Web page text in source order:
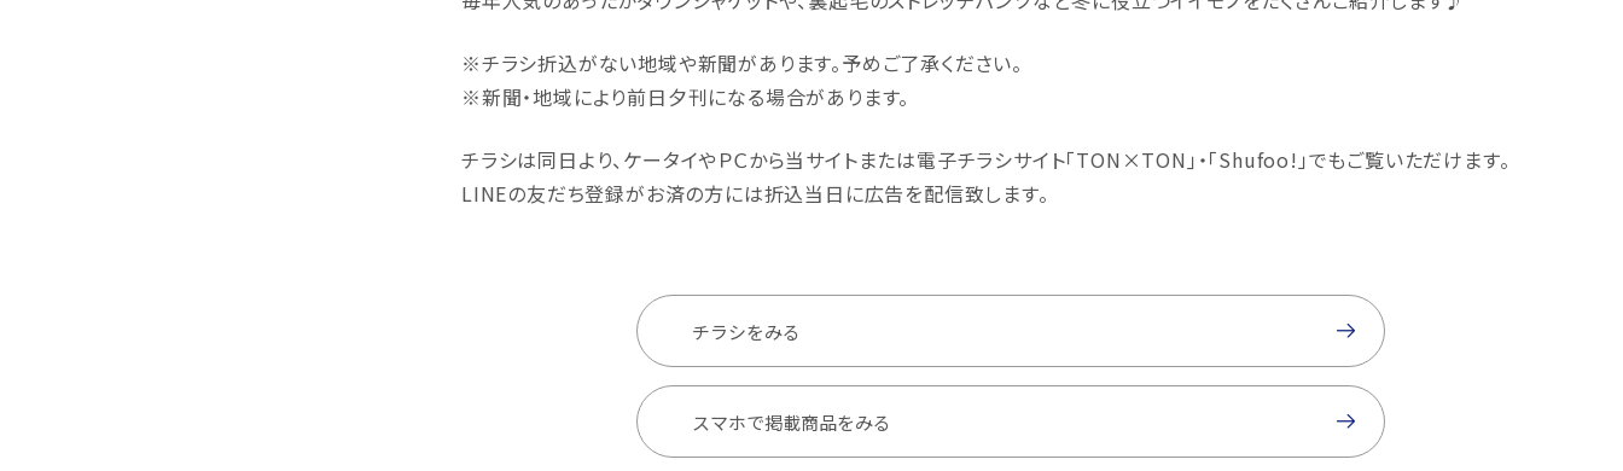
※チラシ折込がない地域や新聞があります。予めご了承ください。
※新聞・地域により前日夕刊になる場合があります。
チラシは同日より、ケータイやＰＣから当サイトまたは電子チラシサイト｢TON×TON｣・「Shufoo!」でもご覧いただけます。
LINEの友だち登録がお済の方には折込当日に広告を配信致します。
チラシをみる
スマホで掲載商品をみる